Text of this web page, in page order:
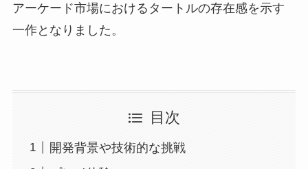
アーケード市場におけるタートルの存在感を示す
一作となりました。
目次
開発背景や技術的な挑戦